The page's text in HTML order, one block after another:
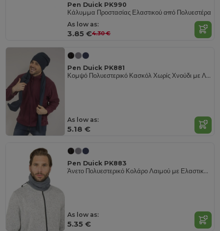
Pen Duick PK990
Κάλυμμα Προστασίας Ελαστικού από Πολυεστέρα
As low as:
3.85 €4.30 €
Pen Duick PK881
Κομψό Πολυεστερικό Κασκόλ Χωρίς Χνούδι με Λογότυπο
As low as:
5.18 €
Pen Duick PK883
Άνετο Πολυεστερικό Κολάρο Λαιμού με Ελαστικό Ρυθμιστή
As low as:
5.35 €